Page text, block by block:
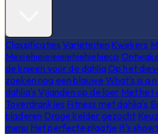
Classificaties Variëteiten Kwekers
Mexiehieieieieiehiehiehieco
de knieën voor de dahliaOp het
zoeken nog een blauwe What's is a
dahlia's Vijanden op de loer Met het
Toverdrankjes Fitness met dahlia's
bladeren Droge kelder gezocht
menu Het perfecte plaatje It's